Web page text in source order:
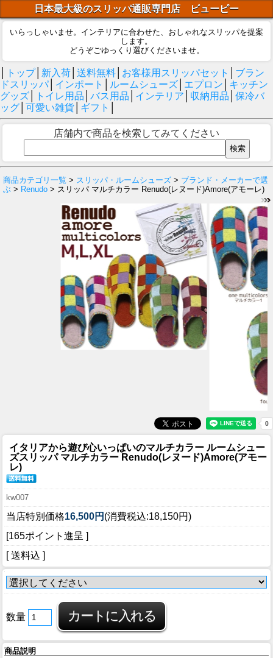
日本最大級のスリッパ通販専門店 ビューピー
いらっしゃいませ。インテリアに合わせた、おしゃれなスリッパを提案
します。
どうぞごゆっくり選びくださいませ。
トップ│ 新入荷 送料無料 お客様用スリッパセット
ブラン
ドスリッパ│ インポート ルームシューズ エプロン
キッチン
グッズ
トイレ用品 バス用品 インテリア 収納用品
保冷バ
ッグ 可愛い雑貨 ギフト
店舗内で商品を検索してみてください
商品カテゴリ一覧 > スリッパ・ルームシューズ > ブランド・メーカーで選
ぶ > Renudo > スリッパ マルチカラー Renudo(レヌード)Amore(アモーレ)
イタリアから遊び心いっぱいのマルチカラー ルームシュー
ズスリッパ マルチカラー Renudo(レヌード)Amore(アモー
レ)
kw007
当店特別価格16,500円 (消費税込:18,150円)
[165ポイント進呈 ]
[ 送料込 ]
数量
商品説明